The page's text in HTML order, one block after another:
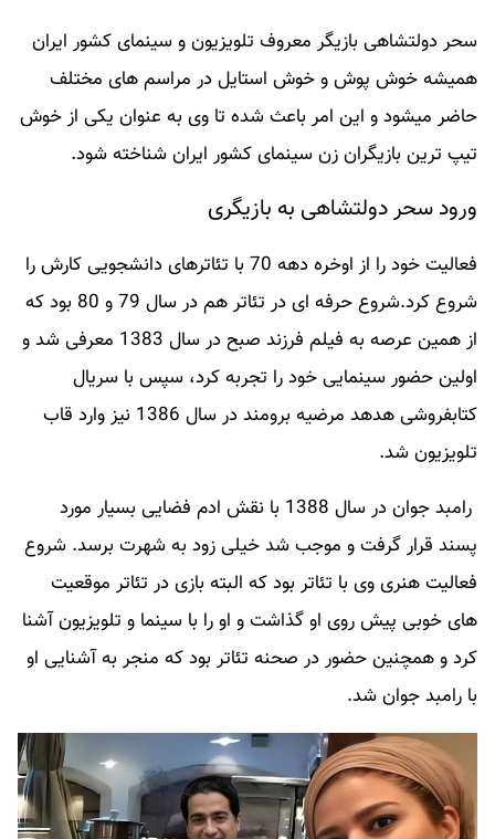
سحر دولتشاهی بازیگر معروف تلویزیون و سینمای کشور ایران
همیشه خوش پوش و خوش استایل در مراسم های مختلف
حاضر میشود و این امر باعث شده تا وی به عنوان یکی از خوش
تیپ ترین بازیگران زن سینمای کشور ایران شناخته شود.
ورود سحر دولتشاهی به بازیگری
فعالیت خود را از اوخره دهه 70 با تئاترهای دانشجویی کارش را
شروع کرد.شروع حرفه ای در تئاتر هم در سال 79 و 80 بود که
از همین عرصه به فیلم فرزند صبح در سال 1383 معرفی شد و
اولین حضور سینمایی خود را تجربه کرد، سپس با سریال
کتابفروشی هدهد مرضیه برومند در سال 1386 نیز وارد قاب
تلویزیون شد.
رامبد جوان در سال 1388 با نقش ادم فضایی بسیار مورد
پسند قرار گرفت و موجب شد خیلی زود به شهرت برسد. شروع
فعالیت هنری وی با تئاتر بود که البته بازی در تئاتر موقعیت
های خوبی پیش روی او گذاشت و او را با سینما و تلویزیون آشنا
کرد و همچنین حضور در صحنه تئاتر بود که منجر به آشنایی او
با رامبد جوان شد.